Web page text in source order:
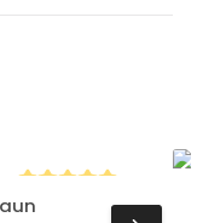
Durchschnittliche